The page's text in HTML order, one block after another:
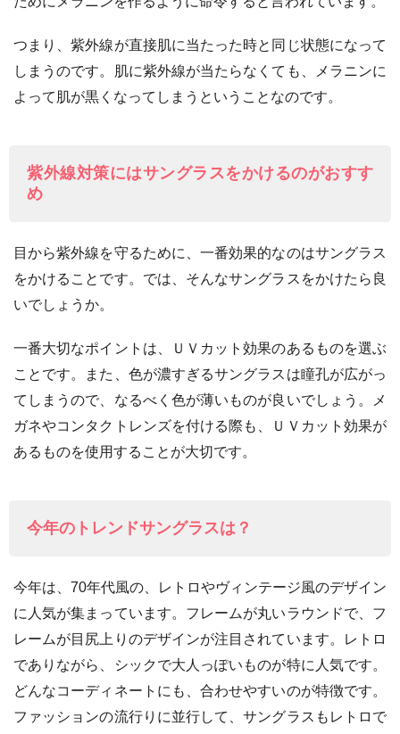
つまり、紫外線が直接肌に当たった時と同じ状態になって
しまうのです。肌に紫外線が当たらなくても、メラニンに
よって肌が黒くなってしまうということなのです。
紫外線対策にはサングラスをかけるのがおすす
め
目から紫外線を守るために、一番効果的なのはサングラス
をかけることです。では、そんなサングラスをかけたら良
いでしょうか。
一番大切なポイントは、ＵＶカット効果のあるものを選ぶ
ことです。また、色が濃すぎるサングラスは瞳孔が広がっ
てしまうので、なるべく色が薄いものが良いでしょう。メ
ガネやコンタクトレンズを付ける際も、ＵＶカット効果が
あるものを使用することが大切です。
今年のトレンドサングラスは？
今年は、70年代風の、レトロやヴィンテージ風のデザイン
に人気が集まっています。フレームが丸いラウンドで、フ
レームが目尻上りのデザインが注目されています。レトロ
でありながら、シックで大人っぽいものが特に人気です。
どんなコーディネートにも、合わせやすいのが特徴です。
ファッションの流行りに並行して、サングラスもレトロで